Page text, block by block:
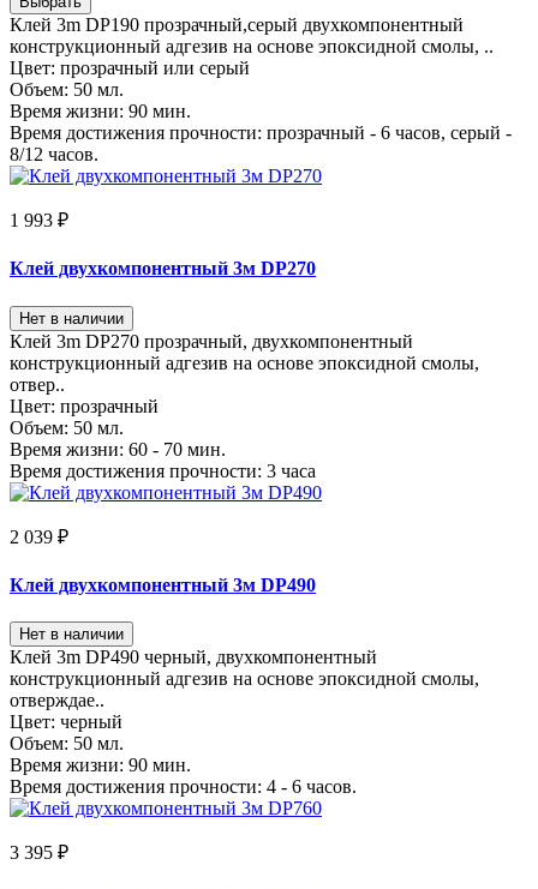
Клей 3m DP190 прозрачный,серый двухкомпонентный
конструкционный адгезив на основе эпоксидной смолы, ..
Цвет: прозрачный или серый
Объем: 50 мл.
Время жизни: 90 мин.
Время достижения прочности: прозрачный - 6 часов, серый -
8/12 часов.
1 993 ₽
Клей двухкомпонентный 3м DP270
Нет в наличии
Клей 3m DP270 прозрачный, двухкомпонентный
конструкционный адгезив на основе эпоксидной смолы,
отвер..
Цвет: прозрачный
Объем: 50 мл.
Время жизни: 60 - 70 мин.
Время достижения прочности: 3 часа
2 039 ₽
Клей двухкомпонентный 3м DP490
Нет в наличии
Клей 3m DP490 черный, двухкомпонентный
конструкционный адгезив на основе эпоксидной смолы,
отверждае..
Цвет: черный
Объем: 50 мл.
Время жизни: 90 мин.
Время достижения прочности: 4 - 6 часов.
3 395 ₽